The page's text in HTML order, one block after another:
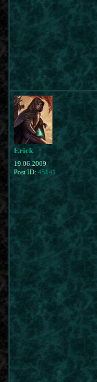
Erick
19.06.2009
Post ID: 45141